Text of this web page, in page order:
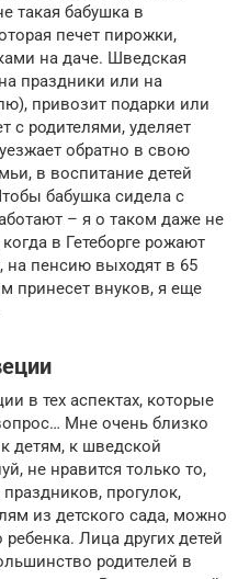
такая бабушка в
печет пирожки,
на даче. Шведская
праздники или на
привозит подарки или
с родителями, уделяет
обратно в свою
в воспитание детей
бабушка сидела с
– я о таком даже не
в Гетеборге рожают
на пенсию выходят в 65
принесет внуков, я еще
в тех аспектах, которые
Мне очень близко
детям, к шведской
не нравится только то,
прогулок,
из детского сада, можно
Лица других детей
родителей в